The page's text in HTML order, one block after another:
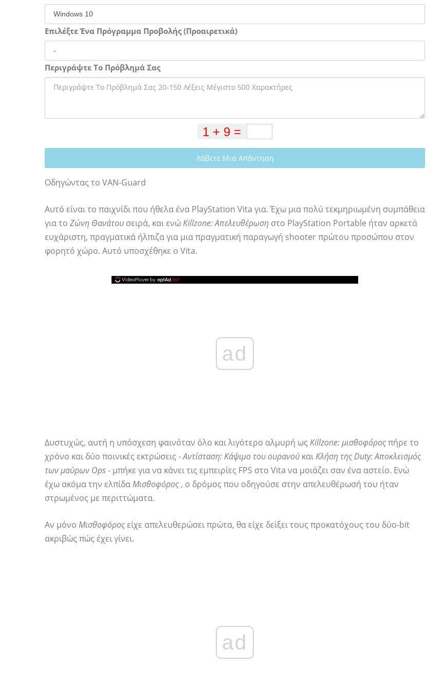
Επιλέξτε Ένα Πρόγραμμα Προβολής (Προαιρετικά)
Περιγράψτε Το Πρόβλημά Σας
Λάβετε Μια Απάντηση
Οδηγώντας το VAN-Guard
Αυτό είναι το παιχνίδι που ήθελα ένα PlayStation Vita για. Έχω μια πολύ τεκμηριωμένη συμπάθεια
για το Ζώνη Θανάτου σειρά, και ενώKillzone: Απελευθέρωση στο PlayStation Portable ήταν αρκετά
ευχάριστη, πραγματικά ήλπιζα για μια πραγματική παραγωγή shooter πρώτου προσώπου στον
φορητό χώρο. Αυτό υποσχέθηκε ο Vita.
ad
Δυστυχώς, αυτή η υπόσχεση φαινόταν όλο και λιγότερο αλμυρή ως Killzone: μισθοφόροςπήρε το
χρόνο και δύο ποινικές εκτρώσεις -Αντίσταση: Κάψιμο του ουρανού καιΚλήση της Duty: Αποκλεισμός
των μαύρων Ops- μπήκε για να κάνει τις εμπειρίες FPS στο Vita να μοιάζει σαν ένα αστείο. Ενώ
έχω ακόμα την ελπίδαΜισθοφόρος , ο δρόμος που οδηγούσε στην απελευθέρωσή του ήταν
στρωμένος με περιττώματα.
Αν μόνο Μισθοφόροςείχε απελευθερώσει πρώτα, θα είχε δείξει τους προκατόχους του δύο-bit
ακριβώς πώς έχει γίνει.
ad